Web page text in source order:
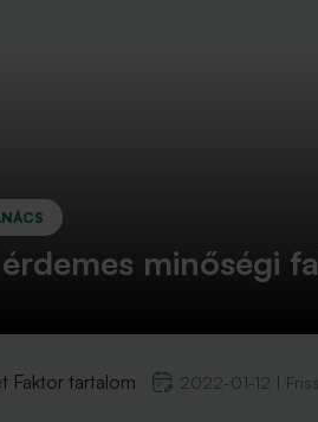
minőségi
Faktor tartalom 2022-01-12